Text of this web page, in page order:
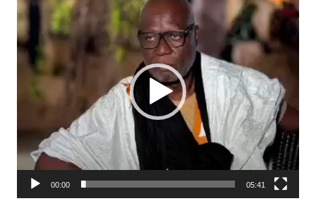
vidéo
00:00 05:41